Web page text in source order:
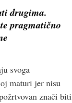
drugima.
pragmatično
svoga
maturi jer nisu
znači biti